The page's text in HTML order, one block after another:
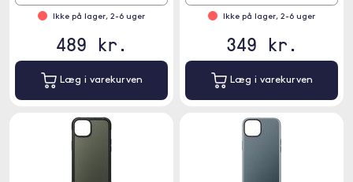
Ikke på lager, 2-6 uger
489 kr.
Læg i varekurven
Ikke på lager, 2-6 uger
349 kr.
Læg i varekurven